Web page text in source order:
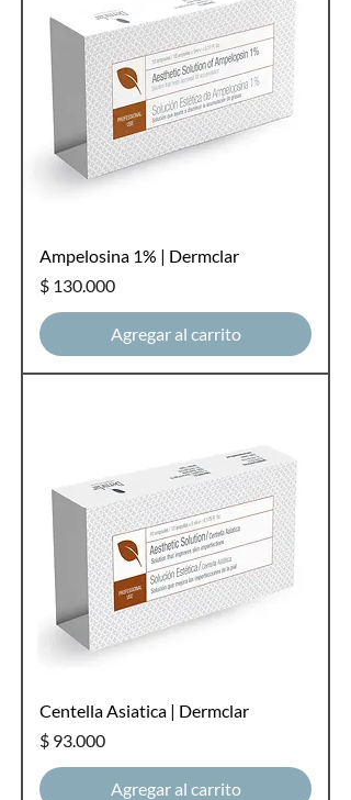
Ampelosina 1% | Dermclar
Precio
$ 130.000
Agregar al carrito
Centella Asiatica | Dermclar
Precio
$ 93.000
Agregar al carrito